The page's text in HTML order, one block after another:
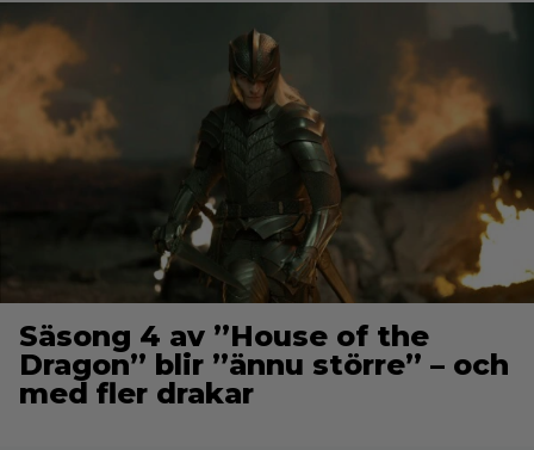
Säsong 4 av ”House of the
Dragon” blir ”ännu större” – och
med fler drakar